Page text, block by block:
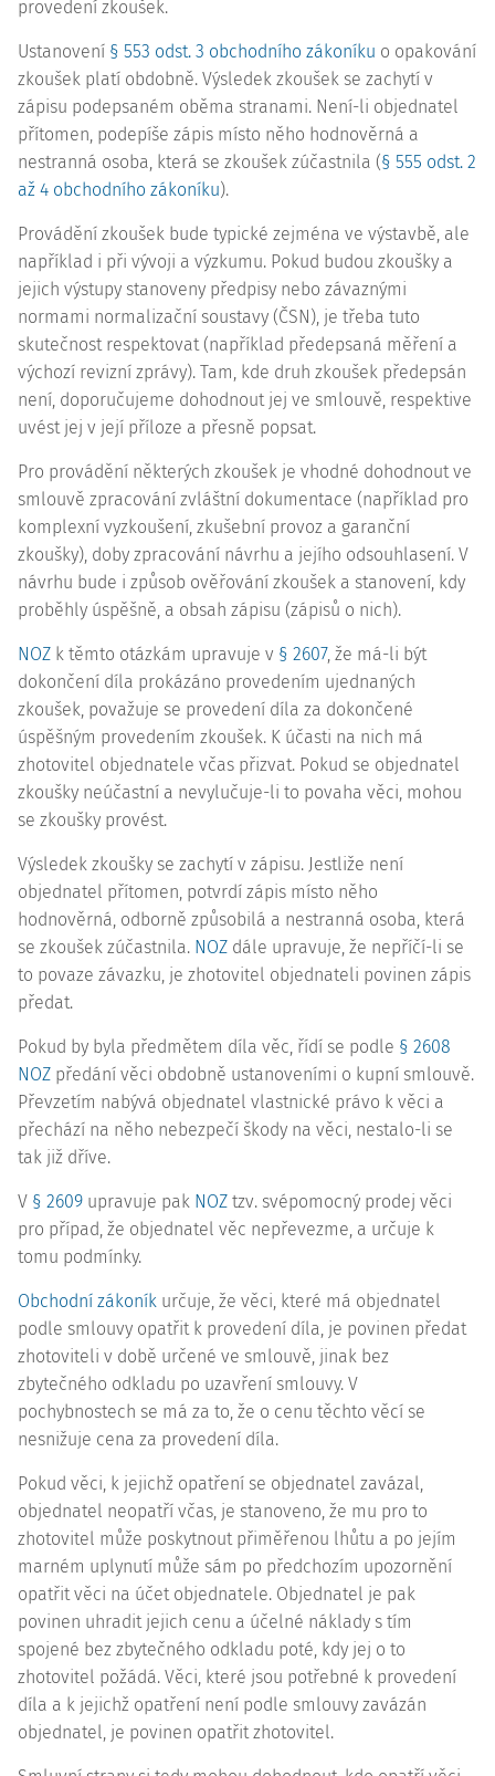
provedení zkoušek.
Ustanovení § 553 odst. 3 obchodního zákoníku o opakování
zkoušek platí obdobně. Výsledek zkoušek se zachytí v
zápisu podepsaném oběma stranami. Není-li objednatel
přítomen, podepíše zápis místo něho hodnověrná a
nestranná osoba, která se zkoušek zúčastnila (§ 555 odst. 2
až 4 obchodního zákoníku).
Provádění zkoušek bude typické zejména ve výstavbě, ale
například i při vývoji a výzkumu. Pokud budou zkoušky a
jejich výstupy stanoveny předpisy nebo závaznými
normami normalizační soustavy (ČSN), je třeba tuto
skutečnost respektovat (například předepsaná měření a
výchozí revizní zprávy). Tam, kde druh zkoušek předepsán
není, doporučujeme dohodnout jej ve smlouvě, respektive
uvést jej v její příloze a přesně popsat.
Pro provádění některých zkoušek je vhodné dohodnout ve
smlouvě zpracování zvláštní dokumentace (například pro
komplexní vyzkoušení, zkušební provoz a garanční
zkoušky), doby zpracování návrhu a jejího odsouhlasení. V
návrhu bude i způsob ověřování zkoušek a stanovení, kdy
proběhly úspěšně, a obsah zápisu (zápisů o nich).
NOZ k těmto otázkám upravuje v § 2607, že má-li být
dokončení díla prokázáno provedením ujednaných
zkoušek, považuje se provedení díla za dokončené
úspěšným provedením zkoušek. K účasti na nich má
zhotovitel objednatele včas přizvat. Pokud se objednatel
zkoušky neúčastní a nevylučuje-li to povaha věci, mohou
se zkoušky provést.
Výsledek zkoušky se zachytí v zápisu. Jestliže není
objednatel přítomen, potvrdí zápis místo něho
hodnověrná, odborně způsobilá a nestranná osoba, která
se zkoušek zúčastnila. NOZ dále upravuje, že nepříčí-li se
to povaze závazku, je zhotovitel objednateli povinen zápis
předat.
Pokud by byla předmětem díla věc, řídí se podle § 2608
NOZ předání věci obdobně ustanoveními o kupní smlouvě.
Převzetím nabývá objednatel vlastnické právo k věci a
přechází na něho nebezpečí škody na věci, nestalo-li se
tak již dříve.
V § 2609 upravuje pak NOZ tzv. svépomocný prodej věci
pro případ, že objednatel věc nepřevezme, a určuje k
tomu podmínky.
Obchodní zákoník určuje, že věci, které má objednatel
podle smlouvy opatřit k provedení díla, je povinen předat
zhotoviteli v době určené ve smlouvě, jinak bez
zbytečného odkladu po uzavření smlouvy. V
pochybnostech se má za to, že o cenu těchto věcí se
nesnižuje cena za provedení díla.
Pokud věci, k jejichž opatření se objednatel zavázal,
objednatel neopatří včas, je stanoveno, že mu pro to
zhotovitel může poskytnout přiměřenou lhůtu a po jejím
marném uplynutí může sám po předchozím upozornění
opatřit věci na účet objednatele. Objednatel je pak
povinen uhradit jejich cenu a účelné náklady s tím
spojené bez zbytečného odkladu poté, kdy jej o to
zhotovitel požádá. Věci, které jsou potřebné k provedení
díla a k jejichž opatření není podle smlouvy zavázán
objednatel, je povinen opatřit zhotovitel.